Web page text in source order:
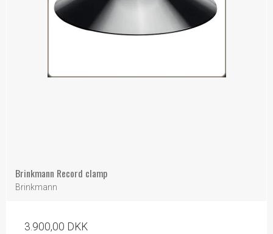
Brinkmann Record clamp
Brinkmann
3.900,00 DKK